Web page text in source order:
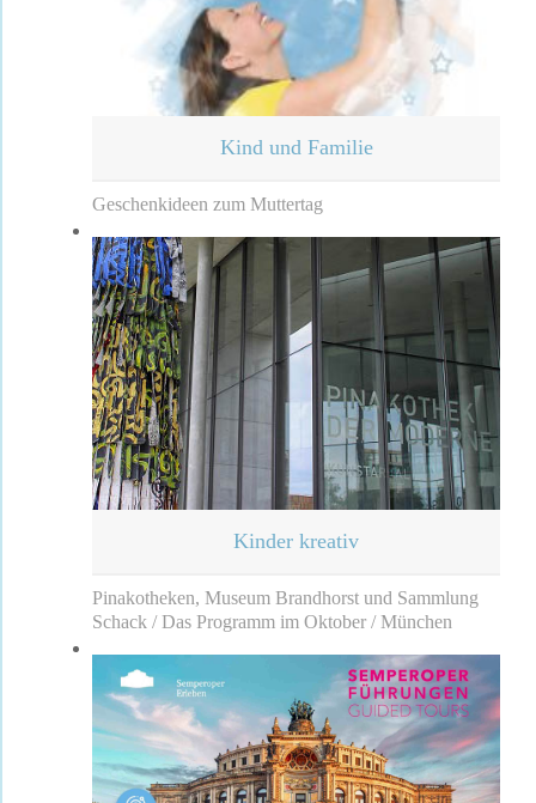
Kind und Familie
Geschenkideen zum Muttertag
Kinder kreativ
Pinakotheken, Museum Brandhorst und Sammlung
Schack / Das Programm im Oktober / München